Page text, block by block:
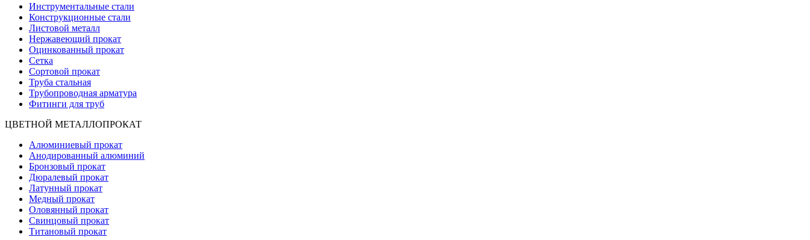
Инструментальные стали
Конструкционные стали
Листовой металл
Нержавеющий прокат
Оцинкованный прокат
Сетка
Сортовой прокат
Труба стальная
Трубопроводная арматура
Фитинги для труб
ЦВЕТНОЙ МЕТАЛЛОПРОКАТ
Алюминиевый прокат
Анодированный алюминий
Бронзовый прокат
Дюралевый прокат
Латунный прокат
Медный прокат
Оловянный прокат
Свинцовый прокат
Титановый прокат